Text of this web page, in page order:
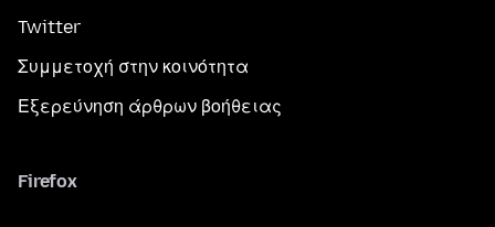
Twitter
Συμμετοχή στην κοινότητα
Εξερεύνηση άρθρων βοήθειας
Firefox